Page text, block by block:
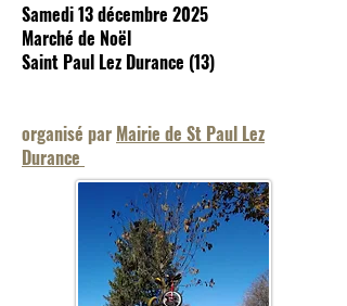
Samedi 13 décembre 2025
Marché de Noël
Saint Paul Lez Durance (13)
organisé par Mairie de St Paul Lez
Durance